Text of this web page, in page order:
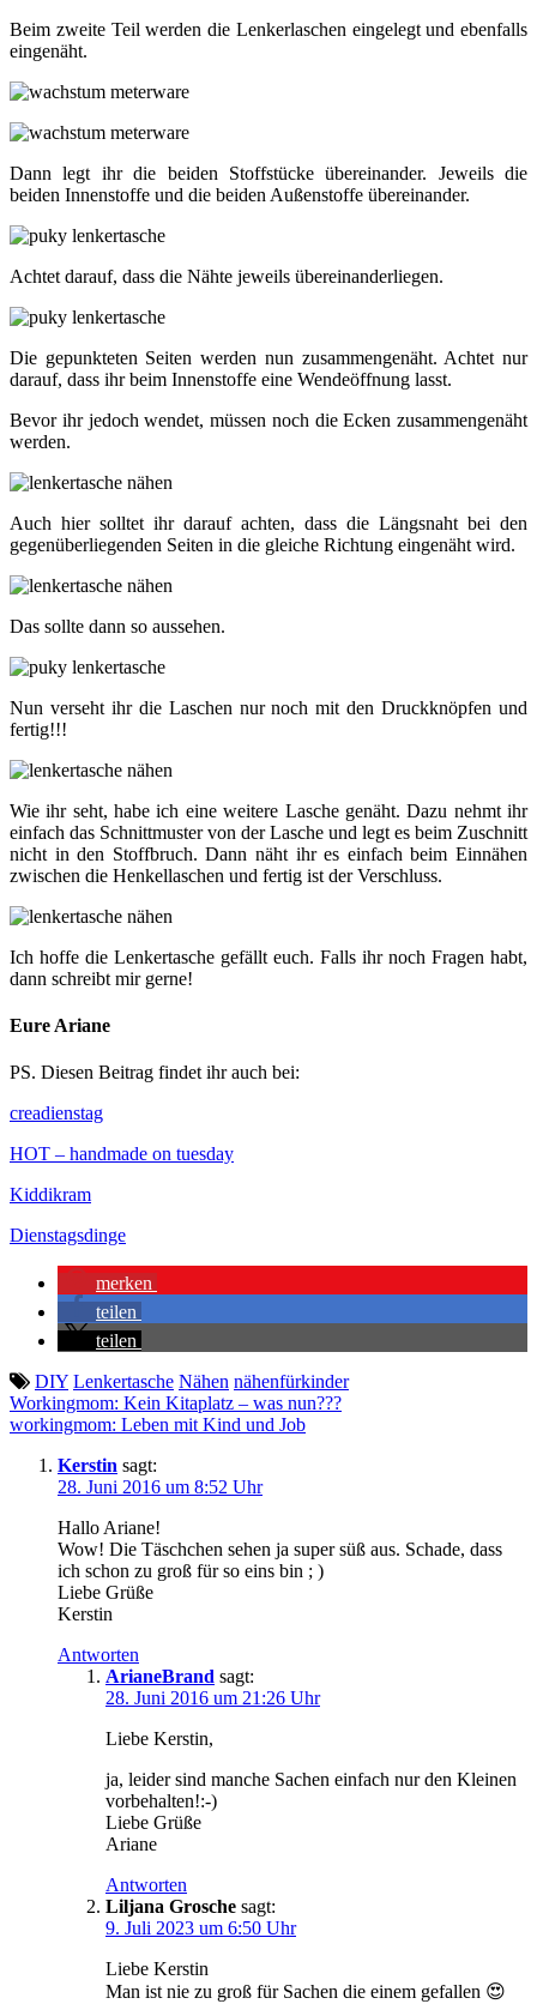
Beim zweite Teil werden die Lenkerlaschen eingelegt und ebenfalls
eingenäht.
Dann legt ihr die beiden Stoffstücke übereinander. Jeweils die
beiden Innenstoffe und die beiden Außenstoffe übereinander.
Achtet darauf, dass die Nähte jeweils übereinanderliegen.
Die gepunkteten Seiten werden nun zusammengenäht. Achtet nur
darauf, dass ihr beim Innenstoffe eine Wendeöffnung lasst.
Bevor ihr jedoch wendet, müssen noch die Ecken zusammengenäht
werden.
Auch hier solltet ihr darauf achten, dass die Längsnaht bei den
gegenüberliegenden Seiten in die gleiche Richtung eingenäht wird.
Das sollte dann so aussehen.
Nun verseht ihr die Laschen nur noch mit den Druckknöpfen und
fertig!!!
Wie ihr seht, habe ich eine weitere Lasche genäht. Dazu nehmt ihr
einfach das Schnittmuster von der Lasche und legt es beim Zuschnitt
nicht in den Stoffbruch. Dann näht ihr es einfach beim Einnähen
zwischen die Henkellaschen und fertig ist der Verschluss.
Ich hoffe die Lenkertasche gefällt euch. Falls ihr noch Fragen habt,
dann schreibt mir gerne!
Eure Ariane
PS. Diesen Beitrag findet ihr auch bei:
creadienstag
HOT – handmade on tuesday
Kiddikram
Dienstagsdinge
merken
teilen
teilen
DIY Lenkertasche Nähen nähenfürkinder
Beitragsnavigation
Workingmom: Kein Kitaplatz – was nun???
workingmom: Leben mit Kind und Job
Kerstin sagt:
28. Juni 2016 um 8:52 Uhr
Hallo Ariane!
Wow! Die Täschchen sehen ja super süß aus. Schade, dass
ich schon zu groß für so eins bin ; )
Liebe Grüße
Kerstin
Antworten
ArianeBrand sagt:
28. Juni 2016 um 21:26 Uhr
Liebe Kerstin,
ja, leider sind manche Sachen einfach nur den Kleinen
vorbehalten!:-)
Liebe Grüße
Ariane
Antworten
Liljana Grosche sagt:
9. Juli 2023 um 6:50 Uhr
Liebe Kerstin
Man ist nie zu groß für Sachen die einem gefallen 😍